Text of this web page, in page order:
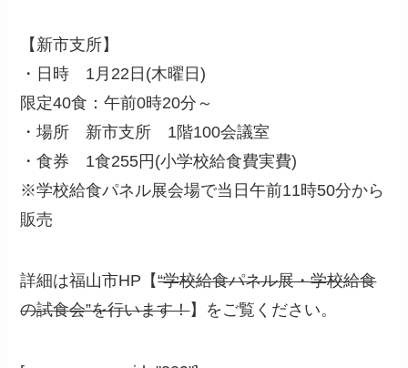
【新市支所】
・日時 1月22日(木曜日)
限定40食：午前0時20分～
・場所 新市支所 1階100会議室
・食券 1食255円(小学校給食費実費)
※学校給食パネル展会場で当日午前11時50分から
販売
詳細は福山市HP【“学校給食パネル展・学校給食
の試食会”を行います！】をご覧ください。